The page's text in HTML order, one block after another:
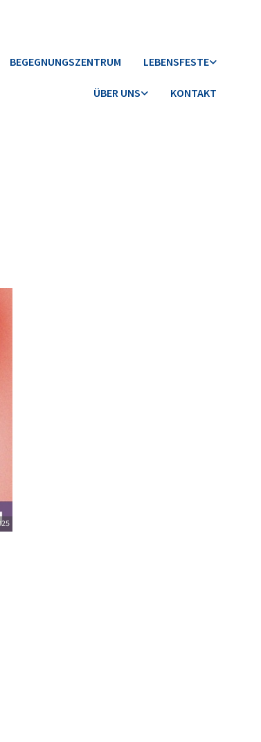
BEGEGNUNGSZENTRUM LEBENSFESTE
ÜBER UNS KONTAKT